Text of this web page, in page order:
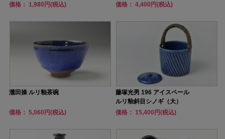
価格： 1,980円(税込)
価格： 4,400円(税込)
瀧田操 ルリ釉茶碗
価格： 5,060円(税込)
藤塚光男 196 アイスペール
ルリ釉斜目シノギ（大）
価格： 15,400円(税込)